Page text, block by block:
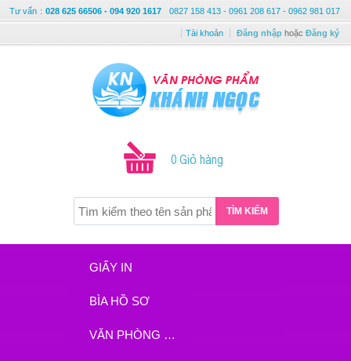
Tư vấn : 028 625 66506 - 094 920 1617 0827 158 413 - 0961 208 617 - 0962 981 017
Tài khoản Đăng nhập hoặc Đăng ký
0 Giỏ hàng
TÌM KIẾM
GIẤY IN
BÌA HỒ SƠ
VĂN PHÒNG PHẨM